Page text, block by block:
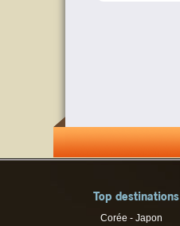
Top destinations
Corée - Japon